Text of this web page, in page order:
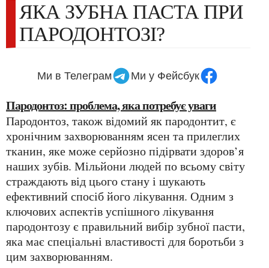
ЯКА ЗУБНА ПАСТА ПРИ
ПАРОДОНТОЗІ?
Ми в Телеграм Ми у Фейсбук
Пародонтоз: проблема, яка потребує уваги
Пародонтоз, також відомий як пародонтит, є
хронічним захворюванням ясен та прилеглих
тканин, яке може серйозно підірвати здоров’я
наших зубів. Мільйони людей по всьому світу
страждають від цього стану і шукають
ефективний спосіб його лікування. Одним з
ключових аспектів успішного лікування
пародонтозу є правильний вибір зубної пасти,
яка має спеціальні властивості для боротьби з
цим захворюванням.